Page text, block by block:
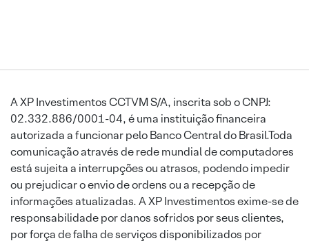
A XP Investimentos CCTVM S/A, inscrita sob o CNPJ:
02.332.886/0001-04, é uma instituição financeira
autorizada a funcionar pelo Banco Central do Brasil.Toda
comunicação através de rede mundial de computadores
está sujeita a interrupções ou atrasos, podendo impedir
ou prejudicar o envio de ordens ou a recepção de
informações atualizadas. A XP Investimentos exime-se de
responsabilidade por danos sofridos por seus clientes,
por força de falha de serviços disponibilizados por